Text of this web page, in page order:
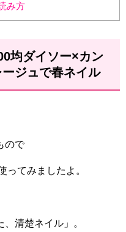
み方
均ダイソー×カン
ジュで春ネイル
ので
ってみましたよ。
清楚ネイル」。